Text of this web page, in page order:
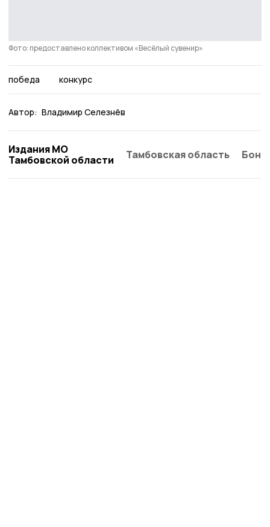
Фото: предоставлено коллективом «Весёлый сувенир»
победа конкурс
Автор: Владимир Селезнёв
Издания МО
Тамбовской области
Тамбовская область